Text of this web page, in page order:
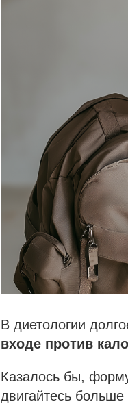
В диетологии
входе против
Казалось бы,
двигайтесь